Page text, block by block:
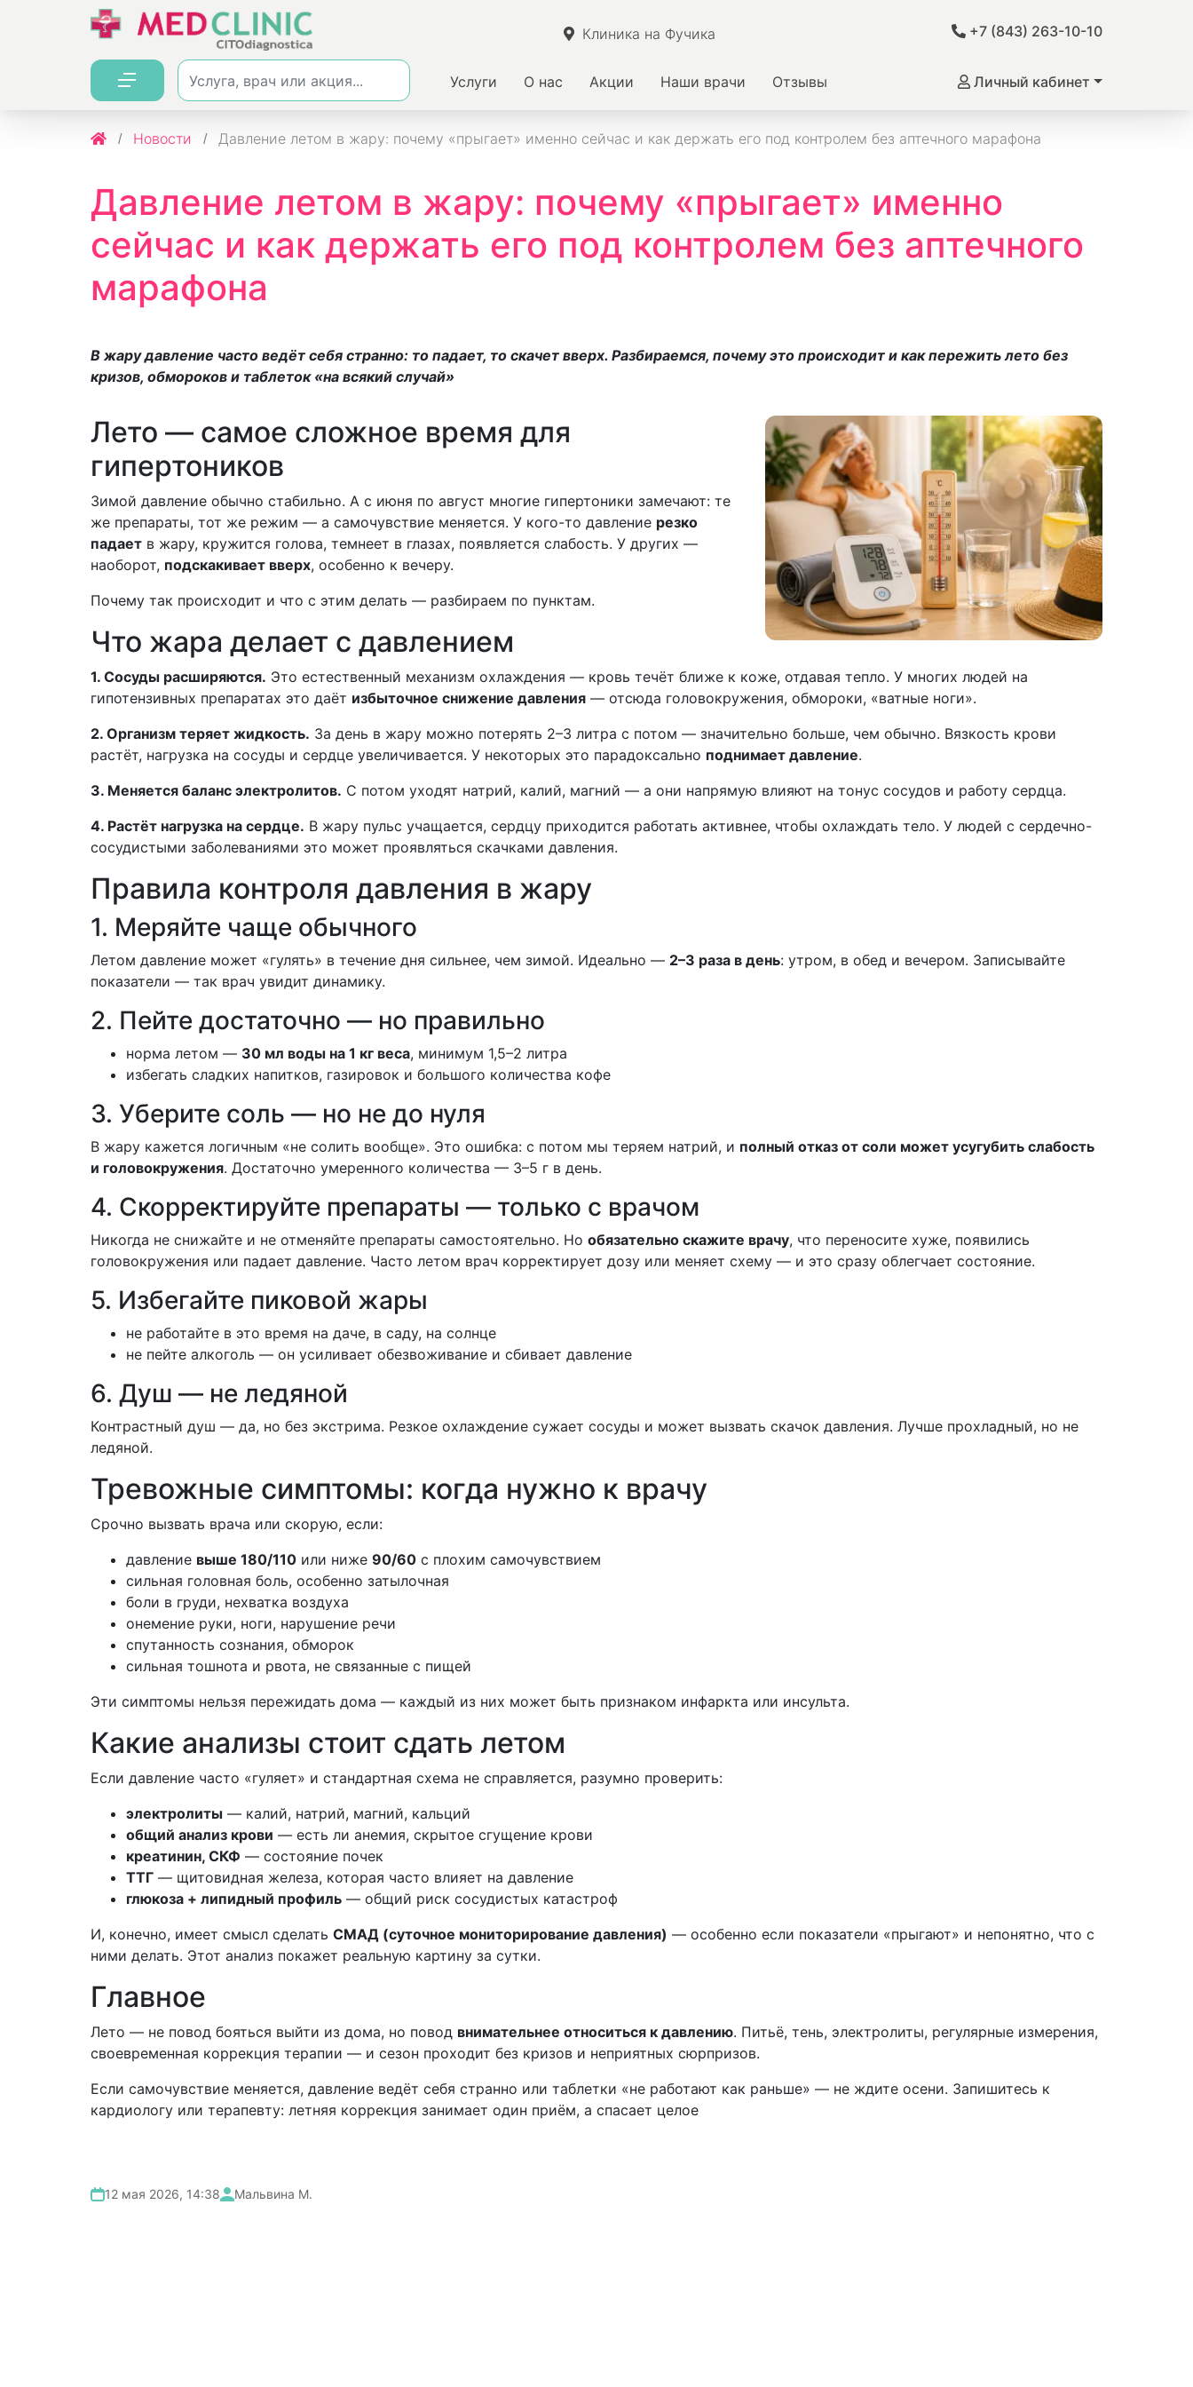
Клиника на Фучика +7 (843) 263-10-10
Услуги О нас Акции Наши врачи Отзывы Личный кабинет
Новости Давление летом в жару: почему «прыгает» именно сейчас и как держать его под контролем без аптечного марафона
Давление летом в жару: почему «прыгает» именно
сейчас и как держать его под контролем без аптечного
марафона
В жару давление часто ведёт себя странно: то падает, то скачет вверх. Разбираемся, почему это происходит и как пережить лето без
кризов, обмороков и таблеток «на всякий случай»
Лето — самое сложное время для
гипертоников
Зимой давление обычно стабильно. А с июня по август многие гипертоники замечают: те
же препараты, тот же режим — а самочувствие меняется. У кого-то давление резко
падает в жару, кружится голова, темнеет в глазах, появляется слабость. У других —
наоборот, подскакивает вверх, особенно к вечеру.
Почему так происходит и что с этим делать — разбираем по пунктам.
Что жара делает с давлением
1. Сосуды расширяются. Это естественный механизм охлаждения — кровь течёт ближе к коже, отдавая тепло. У многих людей на
гипотензивных препаратах это даёт избыточное снижение давления — отсюда головокружения, обмороки, «ватные ноги».
2. Организм теряет жидкость. За день в жару можно потерять 2–3 литра с потом — значительно больше, чем обычно. Вязкость крови
растёт, нагрузка на сосуды и сердце увеличивается. У некоторых это парадоксально поднимает давление.
3. Меняется баланс электролитов. С потом уходят натрий, калий, магний — а они напрямую влияют на тонус сосудов и работу сердца.
4. Растёт нагрузка на сердце. В жару пульс учащается, сердцу приходится работать активнее, чтобы охлаждать тело. У людей с сердечно-
сосудистыми заболеваниями это может проявляться скачками давления.
Правила контроля давления в жару
1. Меряйте чаще обычного
Летом давление может «гулять» в течение дня сильнее, чем зимой. Идеально — 2–3 раза в день: утром, в обед и вечером. Записывайте
показатели — так врач увидит динамику.
2. Пейте достаточно — но правильно
норма летом — 30 мл воды на 1 кг веса, минимум 1,5–2 литра
избегать сладких напитков, газировок и большого количества кофе
3. Уберите соль — но не до нуля
В жару кажется логичным «не солить вообще». Это ошибка: с потом мы теряем натрий, и полный отказ от соли может усугубить слабость
и головокружения. Достаточно умеренного количества — 3–5 г в день.
4. Скорректируйте препараты — только с врачом
Никогда не снижайте и не отменяйте препараты самостоятельно. Но обязательно скажите врачу, что переносите хуже, появились
головокружения или падает давление. Часто летом врач корректирует дозу или меняет схему — и это сразу облегчает состояние.
5. Избегайте пиковой жары
не работайте в это время на даче, в саду, на солнце
не пейте алкоголь — он усиливает обезвоживание и сбивает давление
6. Душ — не ледяной
Контрастный душ — да, но без экстрима. Резкое охлаждение сужает сосуды и может вызвать скачок давления. Лучше прохладный, но не
ледяной.
Тревожные симптомы: когда нужно к врачу
Срочно вызвать врача или скорую, если:
давление выше 180/110 или ниже 90/60 с плохим самочувствием
сильная головная боль, особенно затылочная
боли в груди, нехватка воздуха
онемение руки, ноги, нарушение речи
спутанность сознания, обморок
сильная тошнота и рвота, не связанные с пищей
Эти симптомы нельзя пережидать дома — каждый из них может быть признаком инфаркта или инсульта.
Какие анализы стоит сдать летом
Если давление часто «гуляет» и стандартная схема не справляется, разумно проверить:
электролиты — калий, натрий, магний, кальций
общий анализ крови — есть ли анемия, скрытое сгущение крови
креатинин, СКФ — состояние почек
ТТГ — щитовидная железа, которая часто влияет на давление
глюкоза + липидный профиль — общий риск сосудистых катастроф
И, конечно, имеет смысл сделать СМАД (суточное мониторирование давления) — особенно если показатели «прыгают» и непонятно, что с
ними делать. Этот анализ покажет реальную картину за сутки.
Главное
Лето — не повод бояться выйти из дома, но повод внимательнее относиться к давлению. Питьё, тень, электролиты, регулярные измерения,
своевременная коррекция терапии — и сезон проходит без кризов и неприятных сюрпризов.
Если самочувствие меняется, давление ведёт себя странно или таблетки «не работают как раньше» — не ждите осени. Запишитесь к
кардиологу или терапевту: летняя коррекция занимает один приём, а спасает целое
12 мая 2026, 14:38 Мальвина М.